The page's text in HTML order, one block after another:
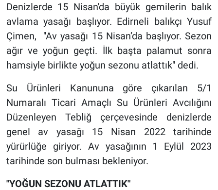
Denizlerde 15 Nisan'da büyük gemilerin balık
avlama yasağı başlıyor. Edirneli balıkçı Yusuf
Çimen, "Av yasağı 15 Nisan’da başlıyor. Sezon
ağır ve yoğun geçti. İlk başta palamut sonra
hamsiyle birlikte yoğun sezonu atlattık" dedi.
Su Ürünleri Kanununa göre çıkarılan 5/1
Numaralı Ticari Amaçlı Su Ürünleri Avcılığını
Düzenleyen Tebliğ çerçevesinde denizlerde
genel av yasağı 15 Nisan 2022 tarihinde
yürürlüğe giriyor. Av yasağının 1 Eylül 2023
tarihinde son bulması bekleniyor.
"YOĞUN SEZONU ATLATTIK"